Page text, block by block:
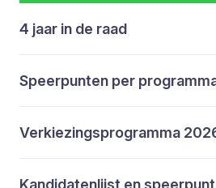
4 jaar in de raad
Speerpunten per
Verkiezingsprogramma